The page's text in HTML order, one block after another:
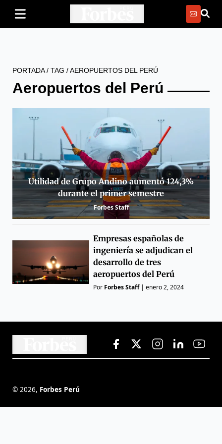
PORTADA/ TAG /AEROPUERTOS DEL PERÚ
Aeropuertos del Perú
Utilidad de Grupo Andino aumentó 124,3%
durante el primer semestre
Forbes Staff
Empresas españolas de
ingeniería se adjudican el
desarrollo de tres
aeropuertos del Perú
Por Forbes Staff|enero 2, 2024
© 2026, Forbes Perú